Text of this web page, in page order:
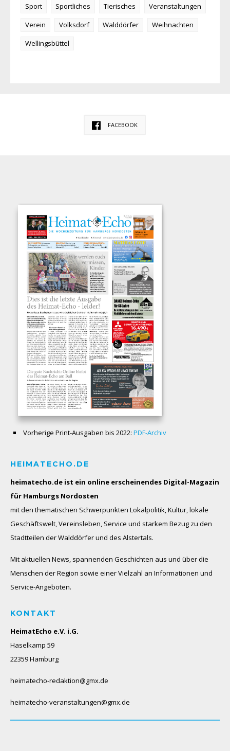
Sport
Sportliches Tierisches
Veranstaltungen
Verein
Volksdorf Walddörfer
Weihnachten
Wellingsbüttel
FACEBOOK
Vorherige Print-Ausgaben bis 2022: PDF-Archiv
HEIMATECHO.DE
heimatecho.de ist ein online erscheinendes Digital-Magazin
für Hamburgs Nordosten
mit den thematischen Schwerpunkten Lokalpolitik, Kultur, lokale
Geschäftswelt, Vereinsleben, Service und starkem Bezug zu den
Stadtteilen der Walddörfer und des Alstertals.
Mit aktuellen News, spannenden Geschichten aus und über die
Menschen der Region sowie einer Vielzahl an Informationen und
Service-Angeboten.
KONTAKT
HeimatEcho e.V. i.G.
Haselkamp 59
22359 Hamburg
heimatecho-redaktion@gmx.de
heimatecho-veranstaltungen@gmx.de